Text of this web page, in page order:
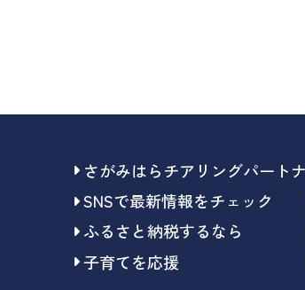
さがみはらチアリングパート
SNSで最新情報をチェック
ふるさと納税するなら
子育てを応援